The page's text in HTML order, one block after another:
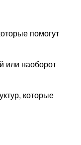
помогут
или наоборот
которые